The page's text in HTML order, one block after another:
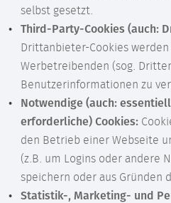
selbst gesetzt.
Third-Party-Cookies (auch:
Drittanbieter-Cookies
Werbetreibenden (sog.
Benutzerinformationen zu
Notwendige (auch:
erforderliche) Cookies:
den Betrieb einer Webseite
(z.B. um Logins oder andere
speichern oder aus Gründen
Statistik-, Marketing- und